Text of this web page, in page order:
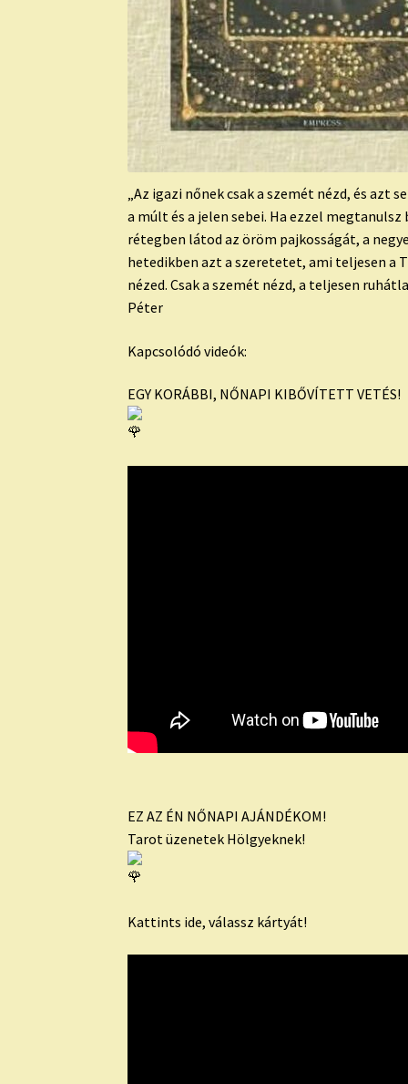
„Az igazi nőnek csak a szemét nézd, és
a múlt és a jelen sebei. Ha ezzel
rétegben látod az öröm pajkosságát, a
hetedikben azt a szeretetet, ami teljesen a
nézed. Csak a szemét nézd, a teljesen
Péter
Kapcsolódó videók:
EGY KORÁBBI, NŐNAPI KIBŐVÍTETT VETÉS!
EZ AZ ÉN NŐNAPI AJÁNDÉKOM!
Tarot üzenetek Hölgyeknek!
Kattints ide, válassz kártyát!